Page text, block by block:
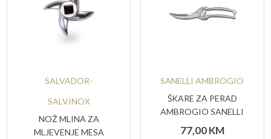
SALVADOR-
SALVINOX
NOŽ MLINA ZA
MLJEVENJE MESA
SANELLI AMBROGIO
ŠKARE ZA PERAD
AMBROGIO SANELLI
77,00KM